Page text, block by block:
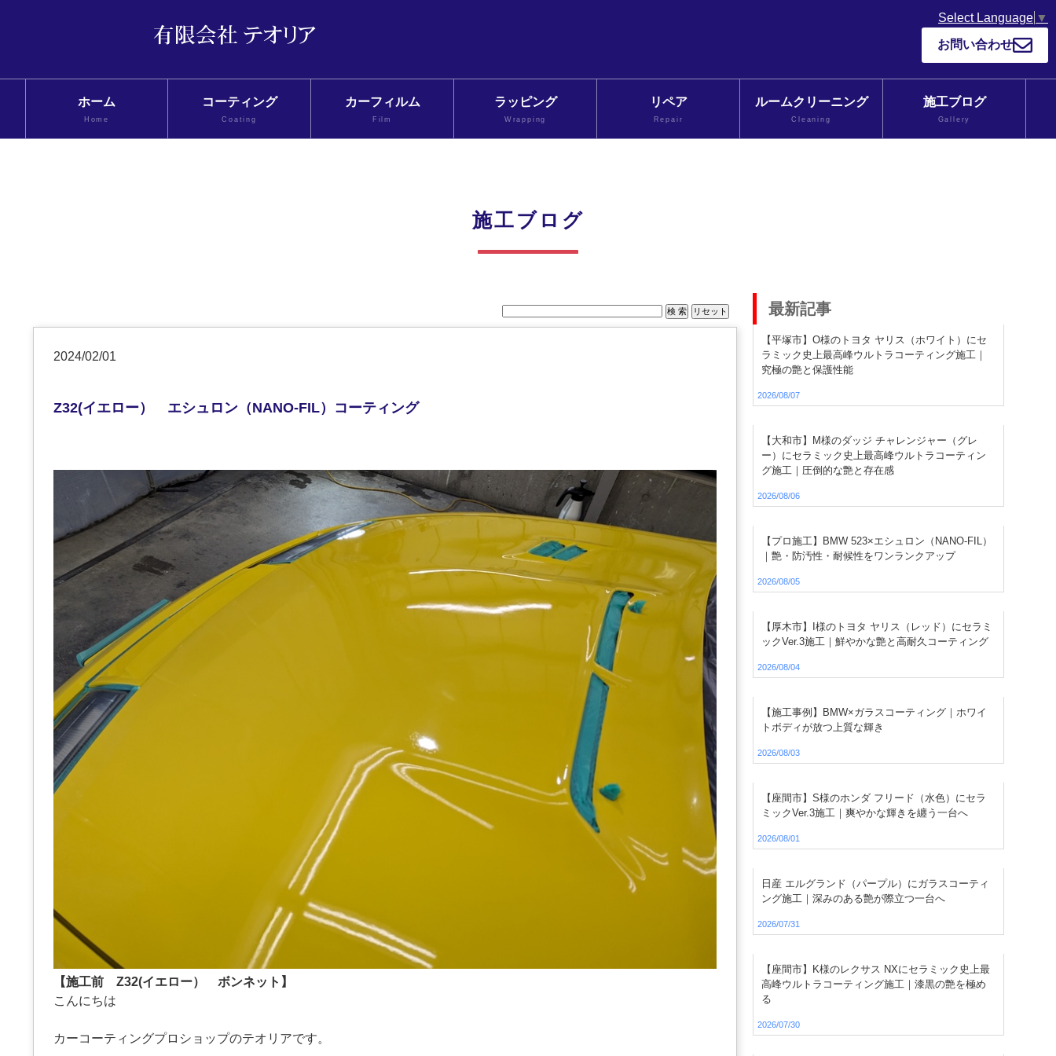
Select Language ▼
お問い合わせ
ホーム
Home
コーティング
Coating
カーフィルム
Film
ラッピング
Wrapping
リペア
Repair
ルームクリーニング
Cleaning
施工ブログ
Gallery
施工ブログ
2024/02/01
Z32(イエロー） エシュロン（NANO-FIL）コーティング
【施工前 Z32(イエロー） ボンネット】
こんにちは
カーコーティングプロショップのテオリアです。
最新記事
【平塚市】O様のトヨタ ヤリス（ホワイト）にセ
ラミック史上最高峰ウルトラコーティング施工｜
究極の艶と保護性能
2026/08/07
【大和市】M様のダッジ チャレンジャー（グレ
ー）にセラミック史上最高峰ウルトラコーティン
グ施工｜圧倒的な艶と存在感
2026/08/06
【プロ施工】BMW 523×エシュロン（NANO-FIL）
｜艶・防汚性・耐候性をワンランクアップ
2026/08/05
【厚木市】I様のトヨタ ヤリス（レッド）にセラミ
ックVer.3施工｜鮮やかな艶と高耐久コーティング
2026/08/04
【施工事例】BMW×ガラスコーティング｜ホワイ
トボディが放つ上質な輝き
2026/08/03
【座間市】S様のホンダ フリード（水色）にセラ
ミックVer.3施工｜爽やかな輝きを纏う一台へ
2026/08/01
日産 エルグランド（パープル）にガラスコーティ
ング施工｜深みのある艶が際立つ一台へ
2026/07/31
【座間市】K様のレクサス NXにセラミック史上最
高峰ウルトラコーティング施工｜漆黒の艶を極め
る
2026/07/30